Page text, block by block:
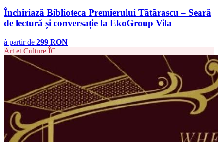
Închiriază Biblioteca Premierului Tãtãrascu – Seară
de lectură și conversație la EkoGroup Vila
à partir de 299 RON
Art et Culture ÎC